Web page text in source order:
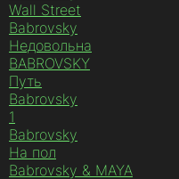
Wall Street
Babrovsky
Недовольна
BABROVSKY
Путь
Babrovsky
1
Babrovsky
На пол
Babrovsky & MAYA